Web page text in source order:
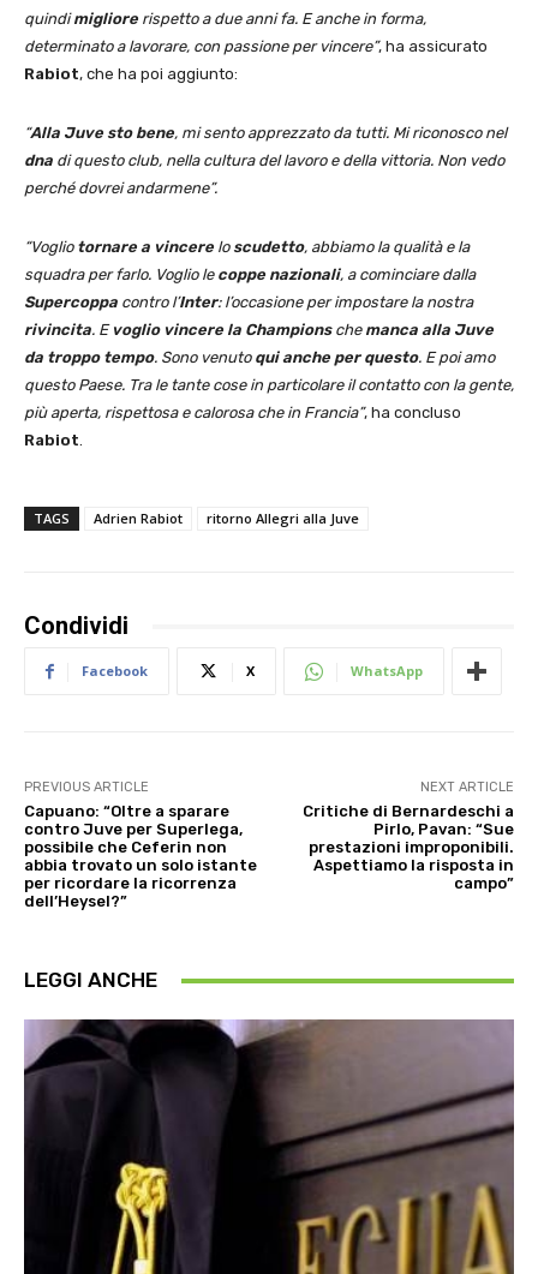
quindimigliore rispetto a due anni fa. E anche in forma,
determinato a lavorare, con passione per vincere”, ha assicurato
Rabiot, che ha poi aggiunto:
“Alla Juve sto bene, mi sento apprezzato da tutti. Mi riconosco nel
dna di questo club, nella cultura del lavoro e della vittoria. Non vedo
perché dovrei andarmene”.
“Voglio tornare a vincere lo scudetto, abbiamo la qualità e la
squadra per farlo. Voglio le coppe nazionali, a cominciare dalla
Supercoppa contro l’Inter: l’occasione per impostare la nostra
rivincita. E voglio vincere la Championsche manca alla Juve
da troppo tempo. Sono venuto qui anche per questo. E poi amo
questo Paese. Tra le tante cose in particolare il contatto con la gente,
più aperta, rispettosa e calorosa che in Francia”, ha concluso
Rabiot.
TAGS Adrien Rabiot ritorno Allegri alla Juve
Condividi
Facebook X WhatsApp
PREVIOUS ARTICLE
Capuano: “Oltre a sparare
contro Juve per Superlega,
possibile che Ceferin non
abbia trovato un solo istante
per ricordare la ricorrenza
dell’Heysel?”
NEXT ARTICLE
Critiche di Bernardeschi a
Pirlo, Pavan: “Sue
prestazioni improponibili.
Aspettiamo la risposta in
campo”
LEGGI ANCHE